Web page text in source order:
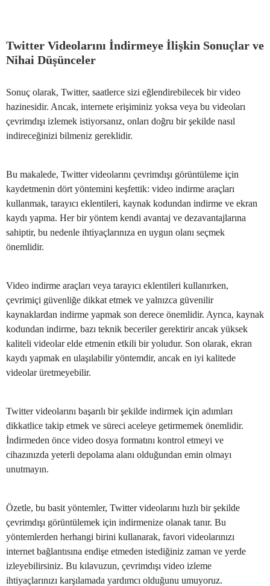
Twitter Videolarını İndirmeye İlişkin Sonuçlar ve
Nihai Düşünceler
Sonuç olarak, Twitter, saatlerce sizi eğlendirebilecek bir video
hazinesidir. Ancak, internete erişiminiz yoksa veya bu videoları
çevrimdışı izlemek istiyorsanız, onları doğru bir şekilde nasıl
indireceğinizi bilmeniz gereklidir.
Bu makalede, Twitter videolarını çevrimdışı görüntüleme için
kaydetmenin dört yöntemini keşfettik: video indirme araçları
kullanmak, tarayıcı eklentileri, kaynak kodundan indirme ve ekran
kaydı yapma. Her bir yöntem kendi avantaj ve dezavantajlarına
sahiptir, bu nedenle ihtiyaçlarınıza en uygun olanı seçmek
önemlidir.
Video indirme araçları veya tarayıcı eklentileri kullanırken,
çevrimiçi güvenliğe dikkat etmek ve yalnızca güvenilir
kaynaklardan indirme yapmak son derece önemlidir. Ayrıca, kaynak
kodundan indirme, bazı teknik beceriler gerektirir ancak yüksek
kaliteli videolar elde etmenin etkili bir yoludur. Son olarak, ekran
kaydı yapmak en ulaşılabilir yöntemdir, ancak en iyi kalitede
videolar üretmeyebilir.
Twitter videolarını başarılı bir şekilde indirmek için adımları
dikkatlice takip etmek ve süreci aceleye getirmemek önemlidir.
İndirmeden önce video dosya formatını kontrol etmeyi ve
cihazınızda yeterli depolama alanı olduğundan emin olmayı
unutmayın.
Özetle, bu basit yöntemler, Twitter videolarını hızlı bir şekilde
çevrimdışı görüntülemek için indirmenize olanak tanır. Bu
yöntemlerden herhangi birini kullanarak, favori videolarınızı
internet bağlantısına endişe etmeden istediğiniz zaman ve yerde
izleyebilirsiniz. Bu kılavuzun, çevrimdışı video izleme
ihtiyaçlarınızı karşılamada yardımcı olduğunu umuyoruz.